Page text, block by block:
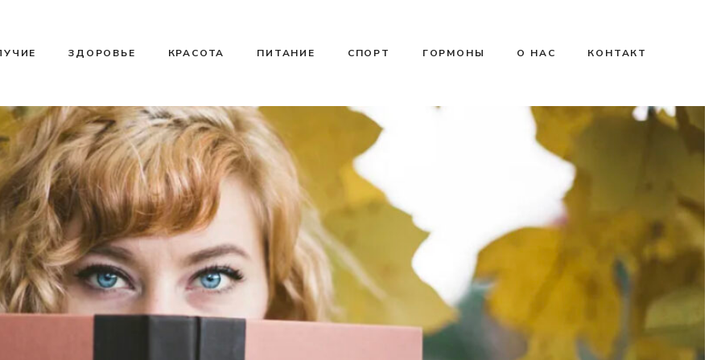
ЗДОРОВЬЕ КРАСОТА ПИТАНИЕ СПОРТ ГОРМОНЫ О НАС КОНТАКТ